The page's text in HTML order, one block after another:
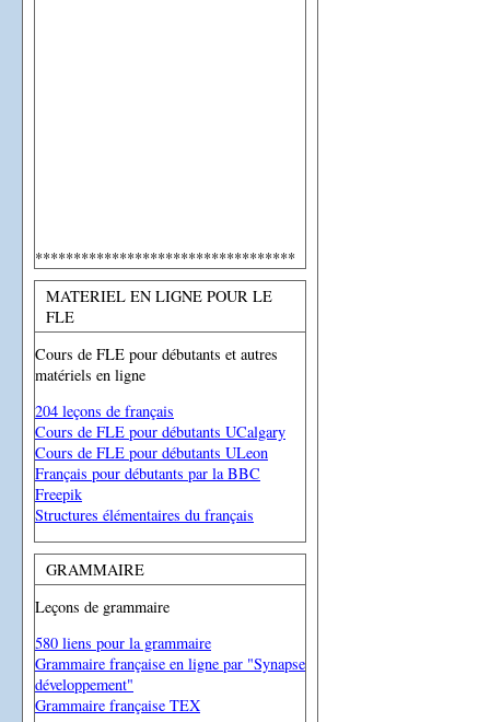
**********************************
MATERIEL EN LIGNE POUR LE
FLE
Cours de FLE pour débutants et autres
matériels en ligne
204 leçons de français
Cours de FLE pour débutants UCalgary
Cours de FLE pour débutants ULeon
Français pour débutants par la BBC
Freepik
Structures élémentaires du français
GRAMMAIRE
Leçons de grammaire
580 liens pour la grammaire
Grammaire française en ligne par "Synapse
développement"
Grammaire française TEX